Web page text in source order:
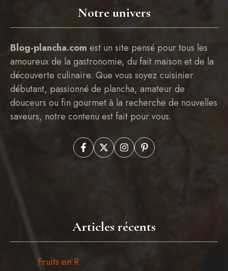
Notre univers
Blog-plancha.com est un site pensé pour tous les
amoureux de la gastronomie, du fait maison et de la
découverte culinaire. Que vous soyez cuisinier
débutant, passionné de plancha, amateur de
douceurs ou fin gourmet à la recherche de nouvelles
saveurs, notre contenu est fait pour vous.
Articles récents
Fruits en R